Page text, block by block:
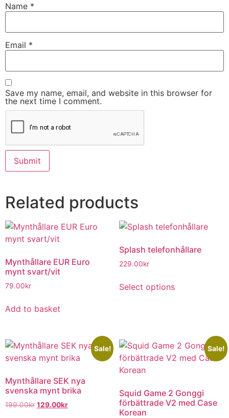
Name *
Email *
Save my name, email, and website in this browser for
the next time I comment.
Related products
Mynthållare EUR Euro
mynt svart/vit
79.00kr
Add to basket
Splash telefonhållare
229.00kr
Select options
Sale!
Mynthållare SEK nya
svenska mynt brika
199.00kr 129.00kr
Sale!
Squid Game 2 Gonggi
förbättrade V2 med Case
Korean